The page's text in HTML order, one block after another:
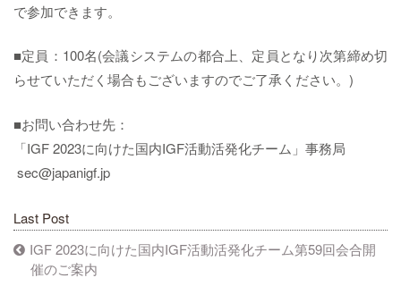
で参加できます。
■定員：100名(会議システムの都合上、定員となり次第締め切
らせていただく場合もございますのでご了承ください。)
■お問い合わせ先：
「IGF 2023に向けた国内IGF活動活発化チーム」事務局
sec@japanigf.jp
Last Post
IGF 2023に向けた国内IGF活動活発化チーム第59回会合開
催のご案内